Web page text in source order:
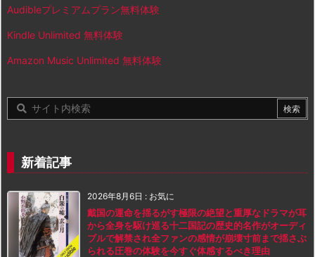
Audibleプレミアムプラン無料体験
Kindle Unlimited 無料体験
Amazon Music Unlimited 無料体験
新着記事
2026年8月6日 : お気に
戴国の運命を揺るがす極限の絶望と重厚なドラマが耳
から全身を駆け巡る十二国記の歴史的名作がオーディ
ブルで解禁され全ファンの感情が崩壊寸前まで揺さぶ
られる圧巻の体験を今すぐ体感するべき理由